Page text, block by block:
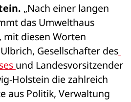
„Nach einer langen
das Umwelthaus
mit diesen Worten
Gesellschafter des
und Landesvorsitzender
Holstein die zahlreich
aus Politik, Verwaltung